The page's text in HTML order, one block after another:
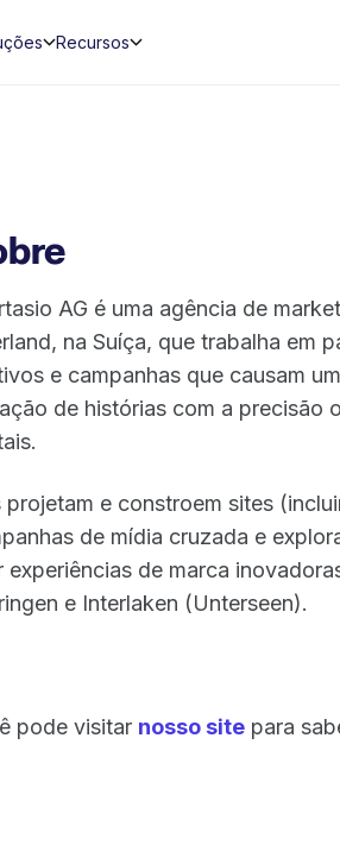
Recursos
AG é uma agência de
na Suíça, que trabalha em
e campanhas que causam
de histórias com a precisão
projetam e constroem sites
de mídia cruzada e
experiências de marca
e Interlaken (Unterseen).
pode visitar nosso site para